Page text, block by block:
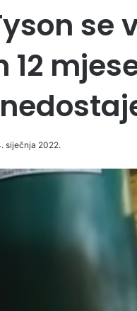
se
12
siječnja 2022.